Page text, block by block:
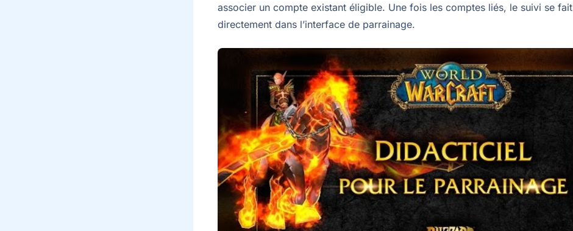
associer un compte existant éligible. Une fois les comptes liés, le suivi se fait
directement dans l’interface de parrainage.